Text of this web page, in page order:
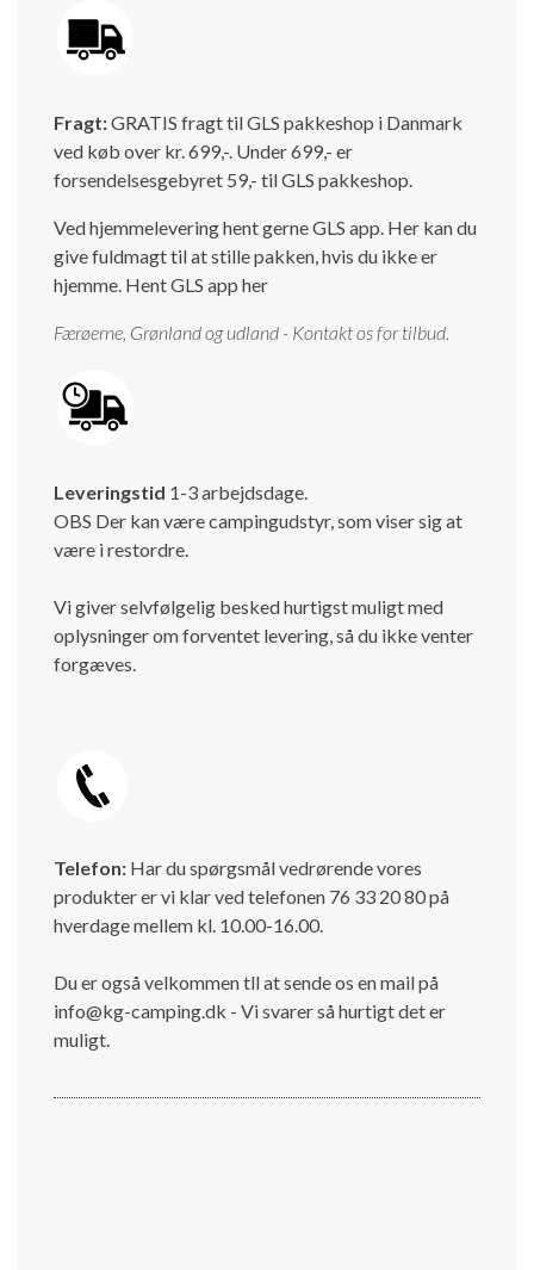
Fragt:GRATIS fragt til GLS pakkeshop i Danmark
ved køb over kr. 699,-. Under 699,- er
forsendelsesgebyret 59,- til GLS pakkeshop.
Ved hjemmelevering hent gerne GLS app. Her kan du
give fuldmagt til at stille pakken, hvis du ikke er
hjemme. Hent GLS app her
Færøerne, Grønland og udland - Kontakt os for tilbud.
Leveringstid 1-3 arbejdsdage.
OBS Der kan være campingudstyr, som viser sig at
være i restordre.
Vi giver selvfølgelig besked hurtigst muligt med
oplysninger om forventet levering, så du ikke venter
forgæves.
Telefon: Har du spørgsmål vedrørende vores
produkter er vi klar ved telefonen 76 33 20 80 på
hverdage mellem kl. 10.00-16.00.
Du er også velkommen tll at sende os en mail på
info@kg-camping.dk - Vi svarer så hurtigt det er
muligt.